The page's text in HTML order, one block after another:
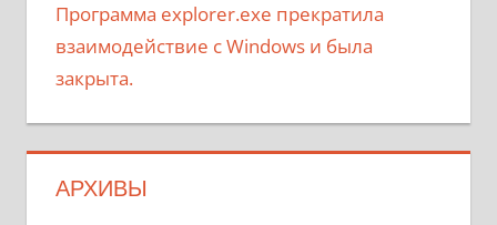
Программа explorer.exe прекратила
взаимодействие с Windows и была
закрыта.
АРХИВЫ